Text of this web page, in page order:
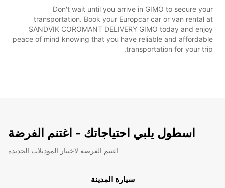
Don't wait until you arrive in GIMO to secure your
transportation. Book your Europcar car or van rental at
SANDVIK COROMANT DELIVERY GIMO today and enjoy
peace of mind knowing that you have reliable and affordable
transportation for your trip.
اسطول يلبي احتياجاتك - اغتنم الفرضة
اغتنم الفرصة لاختبار الموديلات الجديدة
سيارة المدينة